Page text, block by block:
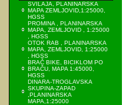
SVILAJA, PLANINARSKA
MAPA ZEMLJOVID,1:25000,
HGSS
PROMINA , PLANINARSKA
MAPA, ZEMLJOVID , 1:25000
, HGSS
OTOK RAB , PLANINARSKA
MAPA, ZEMLJOVID, 1:25000
, HGSS
BRAČ BIKE, BICIKLOM PO
BRAČU, MAPA 1:45000,
HGSS
DINARA-TROGLAVSKA
SKUPINA-ZAPAD
,PLANINARSKA
MAPA,1:25000